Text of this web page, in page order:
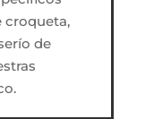
croqueta,
de